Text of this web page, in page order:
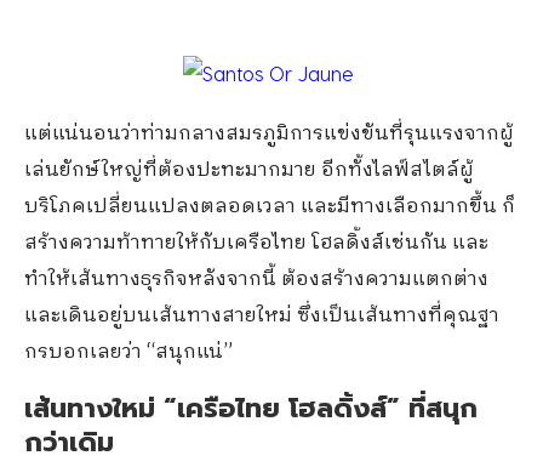
แต่แน่นอนว่าท่ามกลางสมรภูมิการแข่งขันที่รุนแรงจากผู้
เล่นยักษ์ใหญ่ที่ต้องปะทะมากมาย อีกทั้งไลฟ์สไตล์ผู้
บริโภคเปลี่ยนแปลงตลอดเวลา และมีทางเลือกมากขึ้น ก็
สร้างความท้าทายให้กับเครือไทย โฮลดิ้งส์เช่นกัน และ
ทำให้เส้นทางธุรกิจหลังจากนี้ ต้องสร้างความแตกต่าง
และเดินอยู่บนเส้นทางสายใหม่ ซึ่งเป็นเส้นทางที่คุณฐา
กรบอกเลยว่า “สนุกแน่”
เส้นทางใหม่ “เครือไทย โฮลดิ้งส์” ที่สนุก
กว่าเดิม